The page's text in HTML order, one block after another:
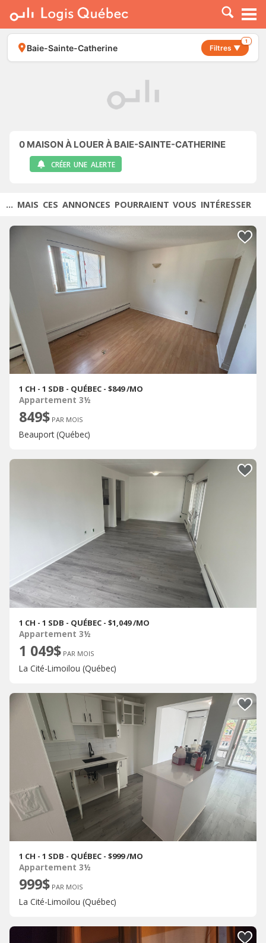
À LOUER
À VENDRE
PLACER UNE ANNONCE
Baie-Sainte-Catherine Filtres ▼
1
0 MAISON À LOUER À BAIE-SAINTE-CATHERINE
CRÉER UNE ALERTE
... MAIS CES ANNONCES POURRAIENT VOUS INTÉRESSER
1 CH - 1 SDB - QUÉBEC - $849 /MO
Appartement 3½
849$ PAR MOIS
Beauport (Québec)
1 CH - 1 SDB - QUÉBEC - $1,049 /MO
Appartement 3½
1 049$ PAR MOIS
La Cité-Limoilou (Québec)
1 CH - 1 SDB - QUÉBEC - $999 /MO
Appartement 3½
999$ PAR MOIS
La Cité-Limoilou (Québec)